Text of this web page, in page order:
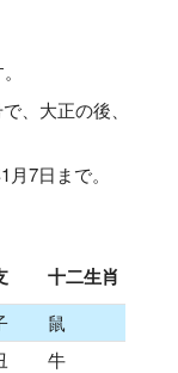
、大正の後、
7日まで。
十二生肖
鼠
牛